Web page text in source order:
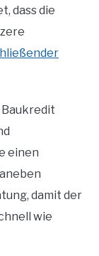
dass die
einen
damit der
wie